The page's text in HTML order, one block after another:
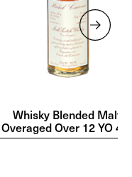
Whisky Blended Malt
Overaged Over 12 YO 43°